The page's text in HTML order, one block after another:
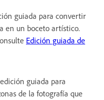
guiada para convertir
en un boceto artístico.
Edición guiada de
guiada para
de la fotografía que